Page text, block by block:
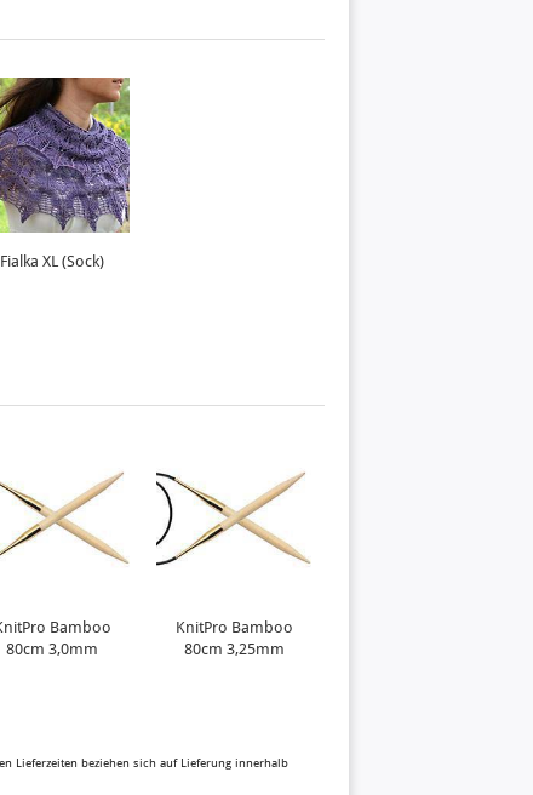
Fialka XL (Sock)
Bamboo
80cm 3,0mm
KnitPro Bamboo
80cm 3,25mm
Lieferzeiten beziehen sich auf Lieferung innerhalb